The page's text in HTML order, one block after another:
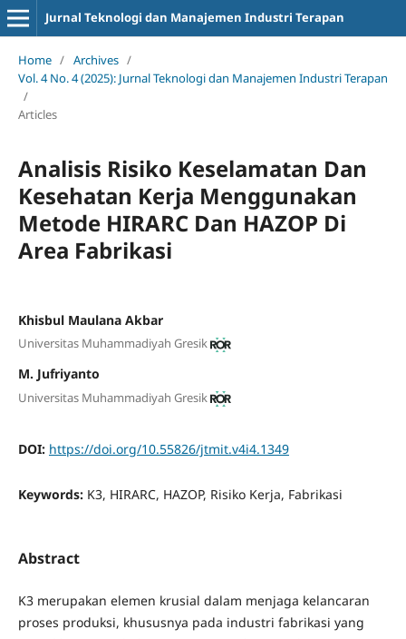
Jurnal Teknologi dan Manajemen Industri Terapan
Home / Archives /
Vol. 4 No. 4 (2025): Jurnal Teknologi dan Manajemen Industri Terapan
/
Articles
Analisis Risiko Keselamatan Dan
Kesehatan Kerja Menggunakan
Metode HIRARC Dan HAZOP Di
Area Fabrikasi
Khisbul Maulana Akbar
Universitas Muhammadiyah Gresik
M. Jufriyanto
Universitas Muhammadiyah Gresik
DOI: https://doi.org/10.55826/jtmit.v4i4.1349
Keywords: K3, HIRARC, HAZOP, Risiko Kerja, Fabrikasi
Abstract
K3 merupakan elemen krusial dalam menjaga kelancaran
proses produksi, khususnya pada industri fabrikasi yang